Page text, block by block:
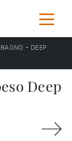
- DEEP
Deep